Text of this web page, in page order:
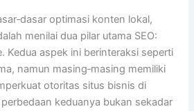
optimasi konten lokal,
menilai dua pilar utama SEO:
Kedua aspek ini berinteraksi seperti
namun masing‑masing memiliki
otoritas situs bisnis di
keduanya bukan sekadar